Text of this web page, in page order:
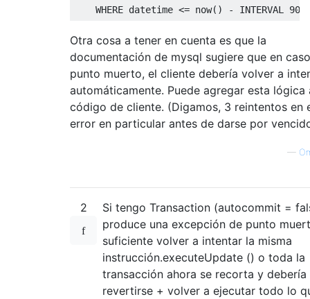
WHERE datetime <= now() - INTERVAL 900
Otra cosa a tener en cuenta es que la
documentación de mysql sugiere que en
punto muerto, el cliente debería volver a
automáticamente. Puede agregar esta lógica
código de cliente. (Digamos, 3 reintentos en
error en particular antes de darse por
—
2
Si tengo Transaction (autocommit =
produce una excepción de punto
suficiente volver a intentar la misma
instrucción.executeUpdate () o toda la
transacción ahora se recorta y debería
revertirse + volver a ejecutar todo lo